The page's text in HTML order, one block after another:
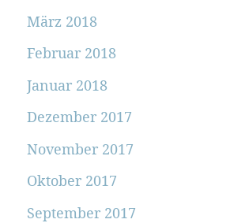
März 2018
Februar 2018
Januar 2018
Dezember 2017
November 2017
Oktober 2017
September 2017